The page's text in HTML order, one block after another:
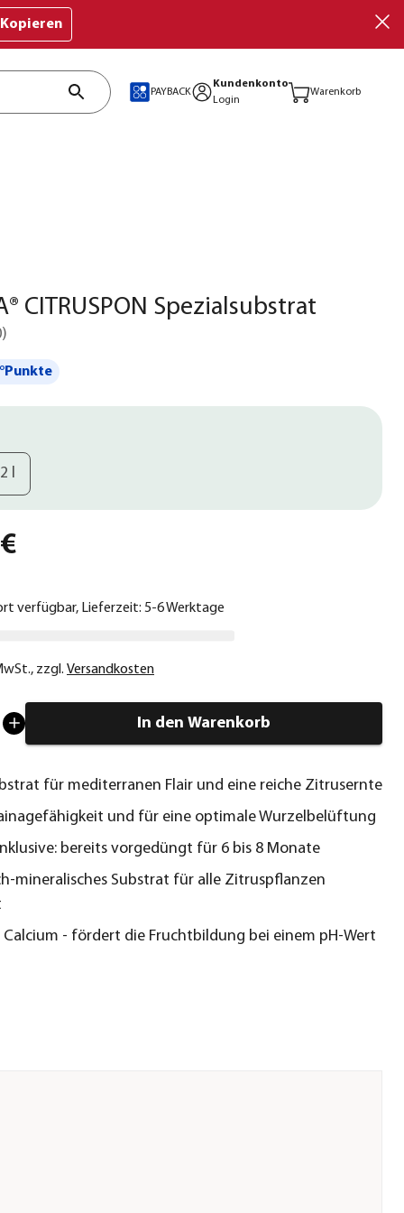
Kopieren
PAYBACK
Kundenkonto
Login
Warenkorb
CITRUSPON Spezialsubstrat
)
l
verfügbar, Lieferzeit: 5-6 Werktage
, zzgl. Versandkosten
In den Warenkorb
für mediterranen Flair und eine reiche Zitrusernte
und für eine optimale Wurzelbelüftung
bereits vorgedüngt für 6 bis 8 Monate
mineralisches Substrat für alle Zitruspflanzen
Calcium - fördert die Fruchtbildung bei einem pH-Wert